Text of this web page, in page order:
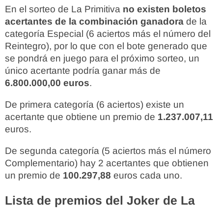
En el sorteo de La Primitiva no existen boletos
acertantes de la combinación ganadora de la
categoría Especial (6 aciertos más el número del
Reintegro), por lo que con el bote generado que
se pondrá en juego para el próximo sorteo, un
único acertante podría ganar más de
6.800.000,00 euros.
De primera categoría (6 aciertos) existe un
acertante que obtiene un premio de 1.237.007,11
euros.
De segunda categoría (5 aciertos más el número
Complementario) hay 2 acertantes que obtienen
un premio de 100.297,88 euros cada uno.
Lista de premios del Joker de La